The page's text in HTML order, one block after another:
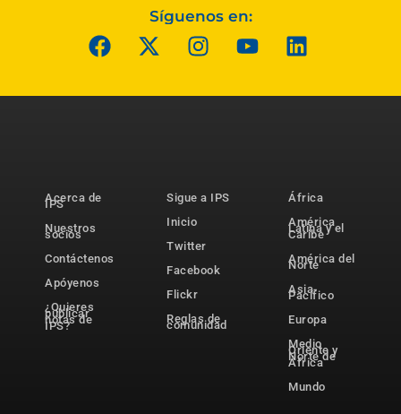
Síguenos en:
Acerca de
IPS
Nuestros
socios
Contáctenos
Apóyenos
¿Quieres
publicar
notas de
IPS?
Sigue a IPS
Inicio
Twitter
Facebook
Flickr
Reglas de
comunidad
África
América
Latina y el
Caribe
América del
Norte
Asia-
Pacífico
Europa
Medio
Oriente y
Norte de
África
Mundo